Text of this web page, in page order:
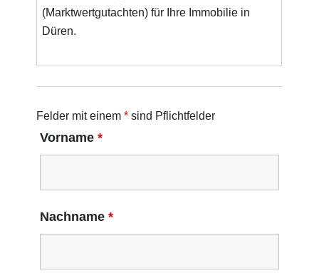
(Marktwertgutachten) für Ihre Immobilie in
Düren.
Felder mit einem* sind Pflichtfelder
Vorname*
Nachname*